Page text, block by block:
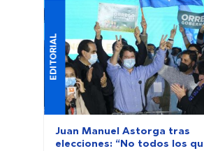
EDITORIAL
Juan Manuel Astorga tras
elecciones: “No todos los